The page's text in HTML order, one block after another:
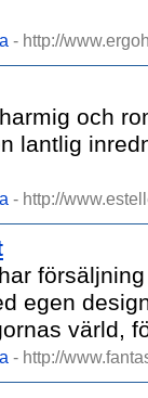
- http://
och
lantlig
- http://
egen
värld,
- http://